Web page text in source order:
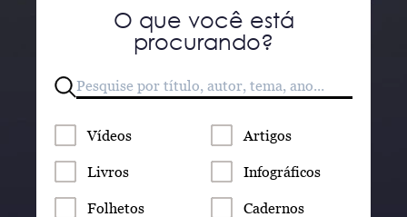
O que você está
procurando?
Vídeos Artigos
Livros Infográficos
Folhetos Cadernos